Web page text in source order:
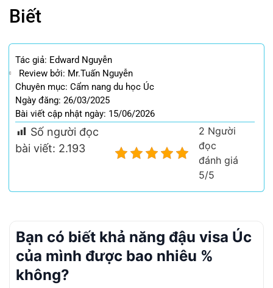
Biết
Tác giả: Edward Nguyễn
Review bởi: Mr.Tuấn Nguyễn
Chuyên mục: Cẩm nang du học Úc
Ngày đăng: 26/03/2025
Bài viết cập nhật ngày: 15/06/2026
Số người đọc
bài viết: 2.193
2 Người
đọc
đánh giá
5/5
Bạn có biết khả năng đậu visa Úc
của mình được bao nhiêu %
không?